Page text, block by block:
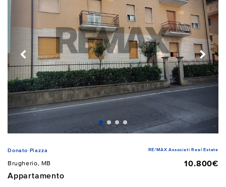
Donato Piazza RE/MAX Associati Real Estate
Brugherio, MB
10.800€
Appartamento